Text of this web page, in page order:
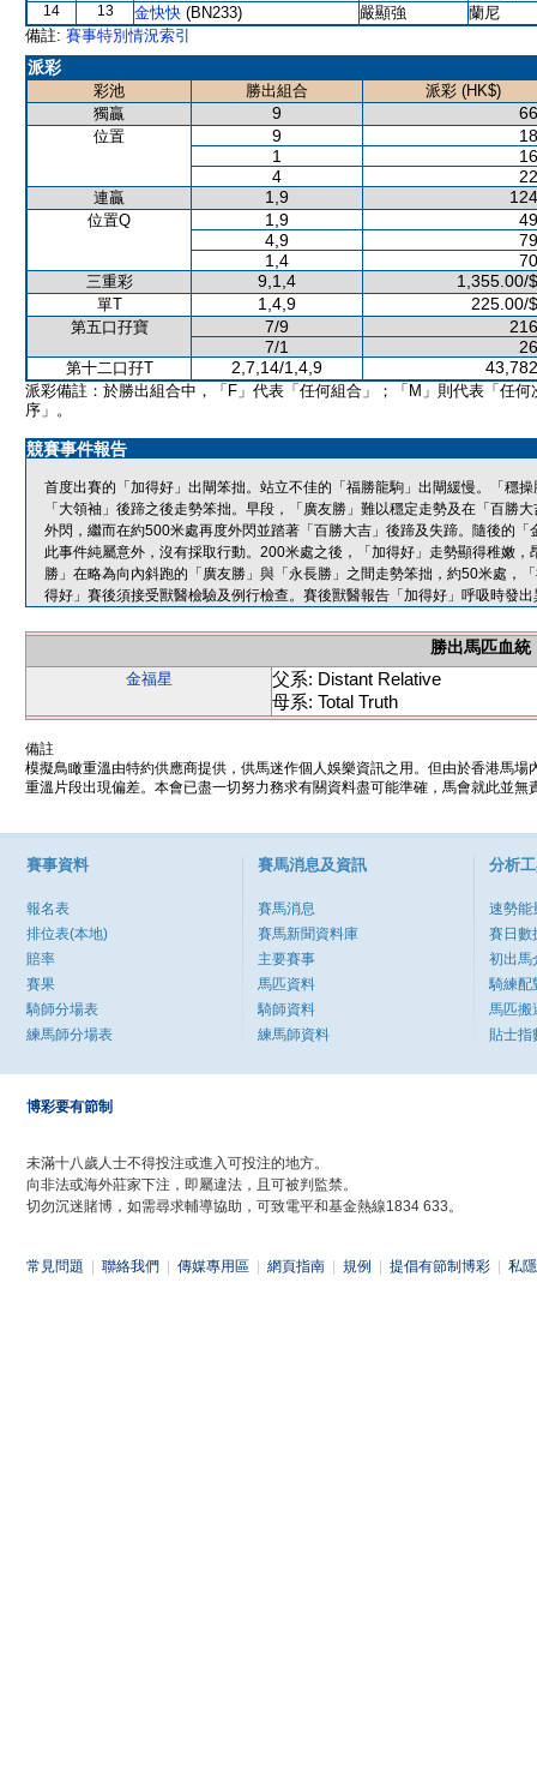
14 13 金快快 (BN233) 嚴顯強
蘭尼
備註: 賽事特別情況索引
派彩
彩池 勝出組合
派彩 (HK$)
獨贏
9
位置 9
1
4
連贏 1,9
位置Q 1,9
4,9
1,4
三重彩 9,1,4 1,355.00/
單T 1,4,9 225.00/
第五口孖寶 7/9
7/1
第十二口孖T 2,7,14/1,4,9
派彩備註：於勝出組合中，「F」代表「任何組合」；「M」則代表「任何
序」。
競賽事件報告
首度出賽的「加得好」出閘笨拙。站立不佳的「福勝龍駒」出閘緩慢。「穩
「大領袖」後蹄之後走勢笨拙。早段，「廣友勝」難以穩定走勢及在「百勝
外閃，繼而在約500米處再度外閃並踏著「百勝大吉」後蹄及失蹄。隨後的
此事件純屬意外，沒有採取行動。200米處之後，「加得好」走勢顯得稚嫩
勝」在略為向內斜跑的「廣友勝」與「永長勝」之間走勢笨拙，約50米處，
得好」賽後須接受獸醫檢驗及例行檢查。賽後獸醫報告「加得好」呼吸時發
勝出馬匹血統
金福星
父系: Distant Relative
母系: Total Truth
備註
模擬鳥瞰重溫由特約供應商提供，供馬迷作個人娛樂資訊之用。但由於香港馬
重溫片段出現偏差。本會已盡一切努力務求有關資料盡可能準確，馬會就此並
賽事資料
報名表
排位表(本地)
賠率
賽果
騎師分場表
練馬師分場表
賽馬消息及資訊
賽馬消息
賽馬新聞資料庫
主要賽事
馬匹資料
騎師資料
練馬師資料
分析
速勢能
賽日數
初出馬
騎練配
馬匹搬
貼士指
博彩要有節制
未滿十八歲人士不得投注或進入可投注的地方。
向非法或海外莊家下注，即屬違法，且可被判監禁。
切勿沉迷賭博，如需尋求輔導協助，可致電平和基金熱線1834 633。
常見問題 聯絡我們 傳媒專用區 網頁指南 規例 提倡有節制博彩 私